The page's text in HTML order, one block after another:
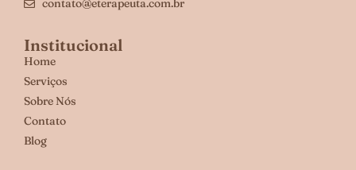
contato@eterapeuta.com.br
Institucional
Home
Serviços
Sobre Nós
Contato
Blog